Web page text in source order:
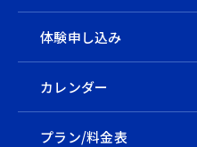
体験申し込み
カレンダー
プラン/料金表